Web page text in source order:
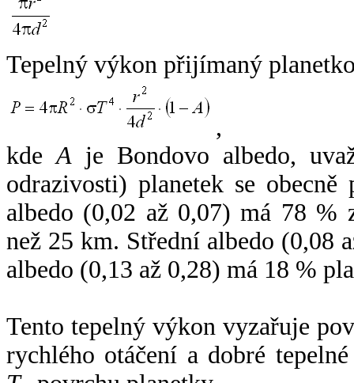
Tepelný výkon přijímaný
,
kdeA je Bondovo albedo,
odrazivosti) planetek se
albedo (0,02 až 0,07) má 78 %
než 25 km. Střední albedo (0,08
albedo (0,13 až 0,28) má 18 %
Tento tepelný výkon vyzařuje
rychlého otáčení a dobré